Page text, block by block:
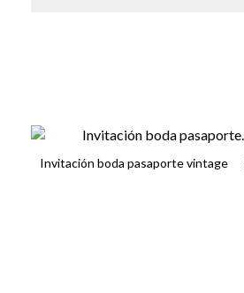
Invitación boda pasaporte vintage